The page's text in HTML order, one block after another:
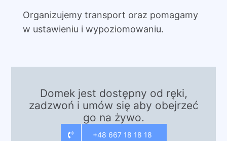
Organizujemy transport oraz pomagamy
w ustawieniu i wypoziomowaniu.
Domek jest dostępny od ręki,
zadzwoń i umów się aby obejrzeć
go na żywo.
+48 667 18 18 18